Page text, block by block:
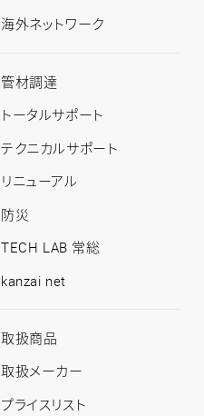
海外ネットワーク
事
業
紹
介
ッ
管材調達
トータルサポート
テクニカルサポート
リニューアル
防災
TECH LAB 常総
kanzai net
商
品
紹
介
ッ
取扱商品
取扱メーカー
プライスリスト